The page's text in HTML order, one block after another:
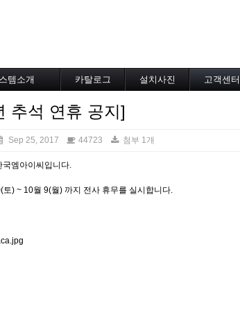
템소개
융설시스템
방지
용히터
카탈로그 설치사진 고객센터
추석 연휴 공지]
Sep 25, 2017 44723 첨부 1개
국엠아이씨입니다.
토) ~ 10월 9(월) 까지 전사 휴무를 실시합니다.